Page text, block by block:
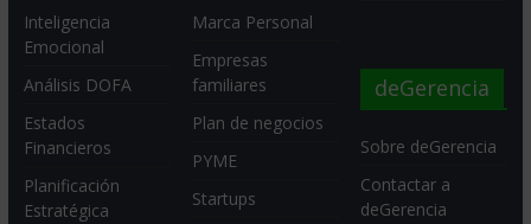
Inteligencia
Emocional
Análisis DOFA
Estados
Financieros
Planificación
Estratégica
Marca Personal
Empresas
familiares
Plan de negocios
PYME
Startups
deGerencia
Sobre deGerencia
Contactar a
deGerencia